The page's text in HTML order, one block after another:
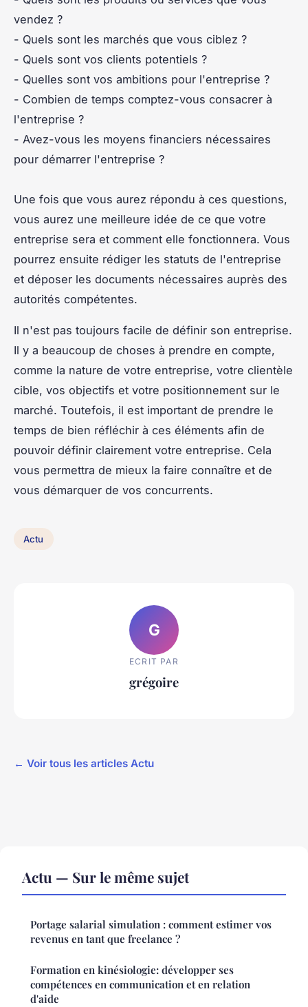
vendez ?
- Quels sont les marchés que vous ciblez ?
- Quels sont vos clients potentiels ?
- Quelles sont vos ambitions pour l'entreprise ?
- Combien de temps comptez-vous consacrer à
l'entreprise ?
- Avez-vous les moyens financiers nécessaires
pour démarrer l'entreprise ?
Une fois que vous aurez répondu à ces questions,
vous aurez une meilleure idée de ce que votre
entreprise sera et comment elle fonctionnera. Vous
pourrez ensuite rédiger les statuts de l'entreprise
et déposer les documents nécessaires auprès des
autorités compétentes.
Il n'est pas toujours facile de définir son entreprise.
Il y a beaucoup de choses à prendre en compte,
comme la nature de votre entreprise, votre clientèle
cible, vos objectifs et votre positionnement sur le
marché. Toutefois, il est important de prendre le
temps de bien réfléchir à ces éléments afin de
pouvoir définir clairement votre entreprise. Cela
vous permettra de mieux la faire connaître et de
vous démarquer de vos concurrents.
Actu
G
ECRIT PAR
grégoire
← Voir tous les articles Actu
Actu — Sur le même sujet
Portage salarial simulation : comment estimer vos
revenus en tant que freelance ?
Formation en kinésiologie: développer ses
compétences en communication et en relation
d'aide